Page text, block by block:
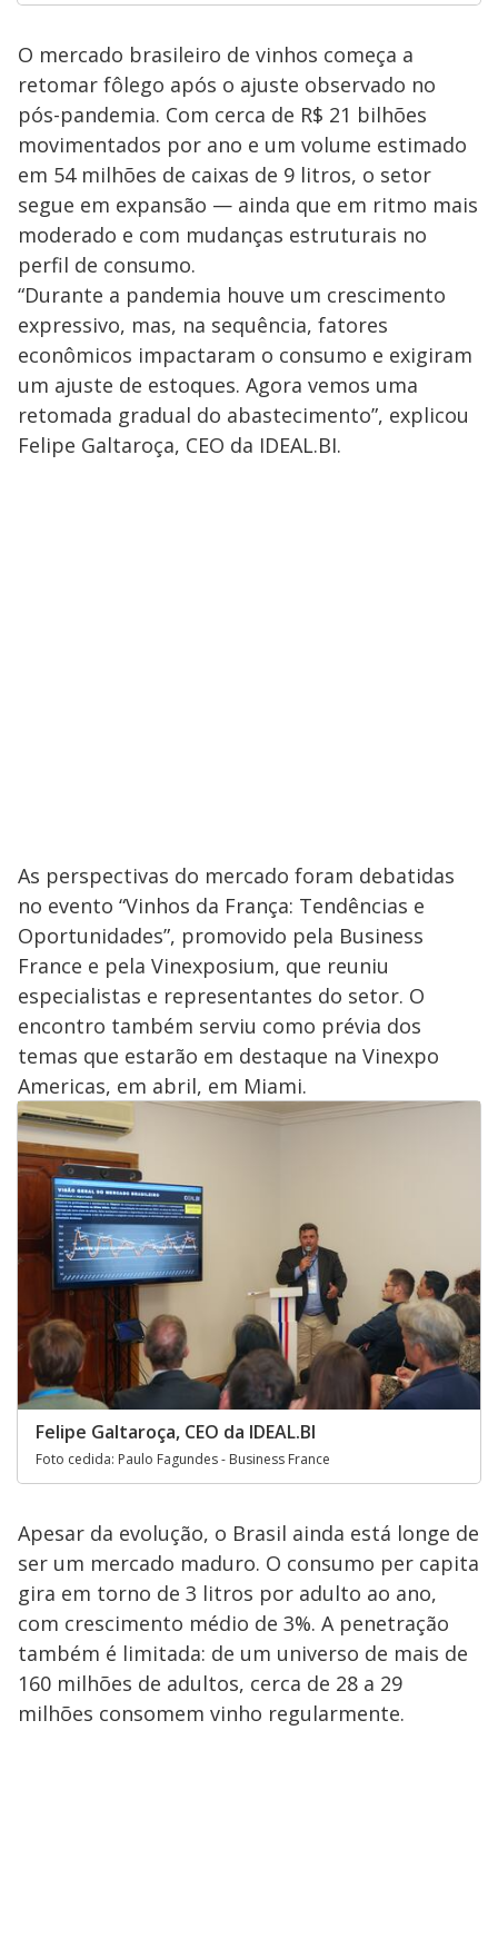
O mercado brasileiro de vinhos começa a
retomar fôlego após o ajuste observado no
pós-pandemia. Com cerca de R$ 21 bilhões
movimentados por ano e um volume estimado
em 54 milhões de caixas de 9 litros, o setor
segue em expansão — ainda que em ritmo mais
moderado e com mudanças estruturais no
perfil de consumo.
“Durante a pandemia houve um crescimento
expressivo, mas, na sequência, fatores
econômicos impactaram o consumo e exigiram
um ajuste de estoques. Agora vemos uma
retomada gradual do abastecimento”, explicou
Felipe Galtaroça, CEO da IDEAL.BI.
As perspectivas do mercado foram debatidas
no evento “Vinhos da França: Tendências e
Oportunidades”, promovido pela Business
France e pela Vinexposium, que reuniu
especialistas e representantes do setor. O
encontro também serviu como prévia dos
temas que estarão em destaque na Vinexpo
Americas, em abril, em Miami.
Felipe Galtaroça, CEO da IDEAL.BI
Foto cedida: Paulo Fagundes - Business France
Apesar da evolução, o Brasil ainda está longe de
ser um mercado maduro. O consumo per capita
gira em torno de 3 litros por adulto ao ano,
com crescimento médio de 3%. A penetração
também é limitada: de um universo de mais de
160 milhões de adultos, cerca de 28 a 29
milhões consomem vinho regularmente.